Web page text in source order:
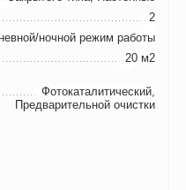
2
ночной режим работы
20 м2
Фотокаталитический,
Предварительной очистки